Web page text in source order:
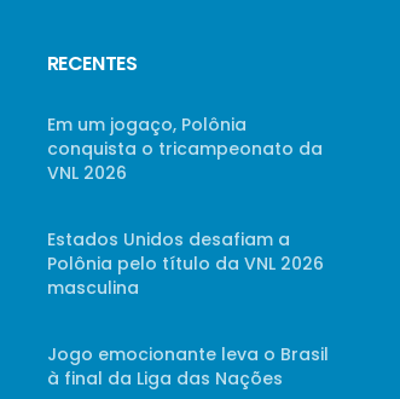
RECENTES
Em um jogaço, Polônia
conquista o tricampeonato da
VNL 2026
Estados Unidos desafiam a
Polônia pelo título da VNL 2026
masculina
Jogo emocionante leva o Brasil
à final da Liga das Nações